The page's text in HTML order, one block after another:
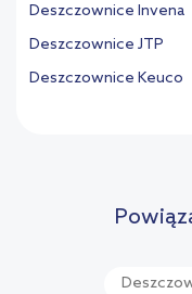
Deszczownice Invena
Deszczownice JTP
Deszczownice Keuco